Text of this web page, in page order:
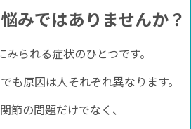
みではありませんか？
られる症状のひとつです。
も原因は人それぞれ異なります。
節の問題だけでなく、